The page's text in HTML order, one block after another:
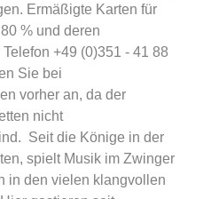
Ermäßigte Karten für
% und deren
+49 (0)351 - 41 88
Sie bei
vorher an, da der
nicht
Seit die Könige in der
spielt Musik im Zwinger
in den vielen klangvollen